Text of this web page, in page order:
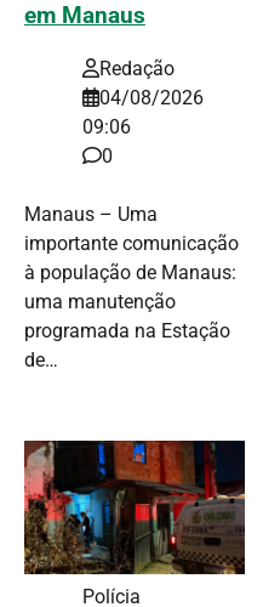
em Manaus
Redação
04/08/2026
09:06
0
Manaus – Uma
importante comunicação
à população de Manaus:
uma manutenção
programada na Estação
de…
Polícia